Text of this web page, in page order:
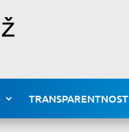
TRANSPARENTNOST